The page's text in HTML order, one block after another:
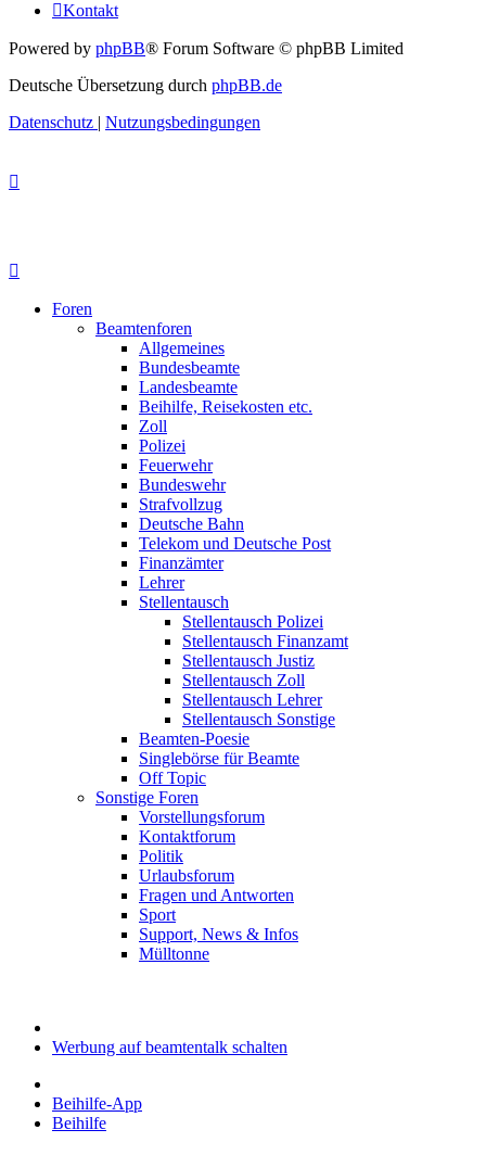
Kontakt
Powered by phpBB® Forum Software © phpBB Limited
Deutsche Übersetzung durch phpBB.de
Datenschutz | Nutzungsbedingungen
Foren
Beamtenforen
Allgemeines
Bundesbeamte
Landesbeamte
Beihilfe, Reisekosten etc.
Zoll
Polizei
Feuerwehr
Bundeswehr
Strafvollzug
Deutsche Bahn
Telekom und Deutsche Post
Finanzämter
Lehrer
Stellentausch
Stellentausch Polizei
Stellentausch Finanzamt
Stellentausch Justiz
Stellentausch Zoll
Stellentausch Lehrer
Stellentausch Sonstige
Beamten-Poesie
Singlebörse für Beamte
Off Topic
Sonstige Foren
Vorstellungsforum
Kontaktforum
Politik
Urlaubsforum
Fragen und Antworten
Sport
Support, News & Infos
Mülltonne
Werbung auf beamtentalk schalten
Beihilfe-App
Beihilfe